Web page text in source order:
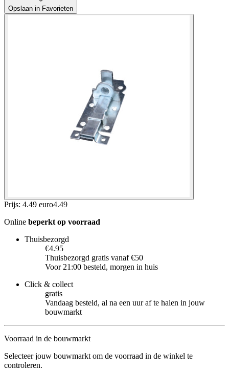
Opslaan in Favorieten
Prijs: 4.49 euro4.49
Online beperkt op voorraad
Thuisbezorgd
€4.95
Thuisbezorgd gratis vanaf €50
Voor 21:00 besteld, morgen in huis
Click & collect
gratis
Vandaag besteld, al na een uur af te halen in jouw
bouwmarkt
Voorraad in de bouwmarkt
Selecteer jouw bouwmarkt om de voorraad in de winkel te
controleren.